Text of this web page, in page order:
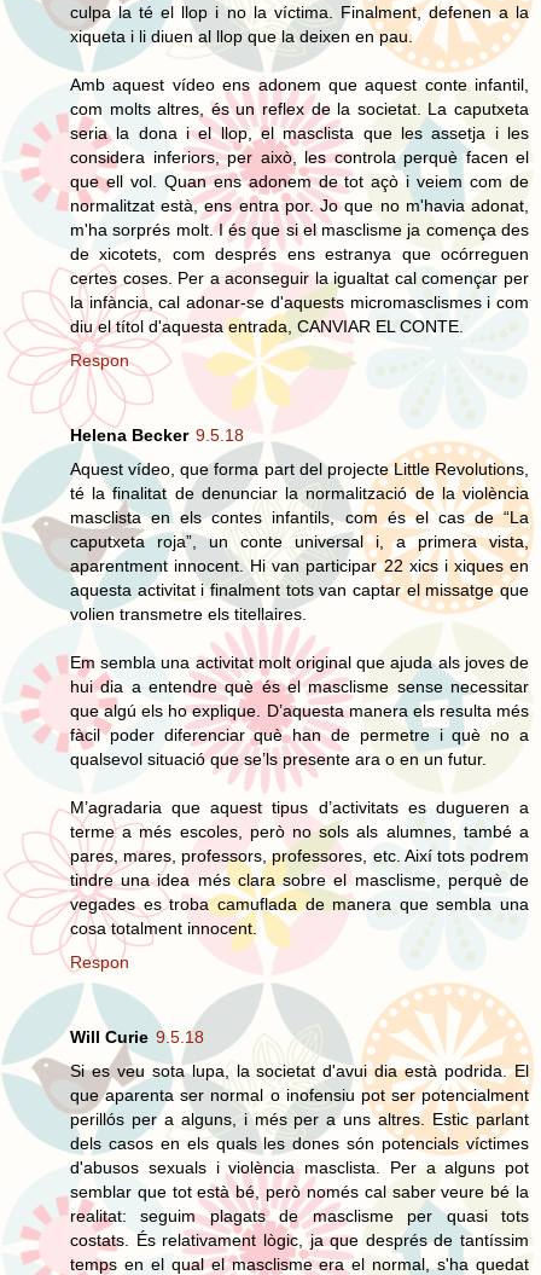
culpa la té el llop i no la víctima. Finalment, defenen a la
xiqueta i li diuen al llop que la deixen en pau.
Amb aquest vídeo ens adonem que aquest conte infantil,
com molts altres, és un reflex de la societat. La caputxeta
seria la dona i el llop, el masclista que les assetja i les
considera inferiors, per això, les controla perquè facen el
que ell vol. Quan ens adonem de tot açò i veiem com de
normalitzat està, ens entra por. Jo que no m'havia adonat,
m'ha sorprés molt. I és que si el masclisme ja comença des
de xicotets, com després ens estranya que ocórreguen
certes coses. Per a aconseguir la igualtat cal començar per
la infància, cal adonar-se d'aquests micromasclismes i com
diu el títol d'aquesta entrada, CANVIAR EL CONTE.
Respon
Helena Becker 9.5.18
Aquest vídeo, que forma part del projecte Little Revolutions,
té la finalitat de denunciar la normalització de la violència
masclista en els contes infantils, com és el cas de “La
caputxeta roja”, un conte universal i, a primera vista,
aparentment innocent. Hi van participar 22 xics i xiques en
aquesta activitat i finalment tots van captar el missatge que
volien transmetre els titellaires.
Em sembla una activitat molt original que ajuda als joves de
hui dia a entendre què és el masclisme sense necessitar
que algú els ho explique. D’aquesta manera els resulta més
fàcil poder diferenciar què han de permetre i què no a
qualsevol situació que se’ls presente ara o en un futur.
M’agradaria que aquest tipus d’activitats es dugueren a
terme a més escoles, però no sols als alumnes, també a
pares, mares, professors, professores, etc. Així tots podrem
tindre una idea més clara sobre el masclisme, perquè de
vegades es troba camuflada de manera que sembla una
cosa totalment innocent.
Respon
Will Curie 9.5.18
Si es veu sota lupa, la societat d'avui dia està podrida. El
que aparenta ser normal o inofensiu pot ser potencialment
perillós per a alguns, i més per a uns altres. Estic parlant
dels casos en els quals les dones són potencials víctimes
d'abusos sexuals i violència masclista. Per a alguns pot
semblar que tot està bé, però només cal saber veure bé la
realitat: seguim plagats de masclisme per quasi tots
costats. És relativament lògic, ja que després de tantíssim
temps en el qual el masclisme era el normal, s'ha quedat